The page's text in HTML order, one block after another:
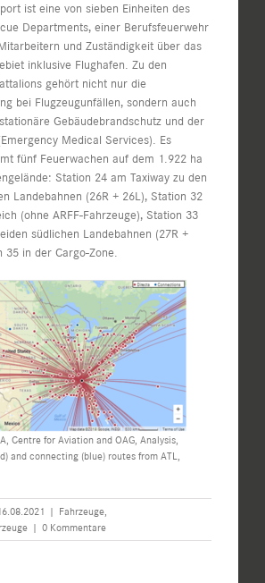
ist eine von sieben Einheiten des
Departments, einer Berufsfeuerwehr
und Zuständigkeit über das
inklusive Flughafen. Zu den
gehört nicht nur die
bei Flugzeugunfällen, sondern auch
Gebäudebrandschutz und der
Medical Services). Es
fünf Feuerwachen auf dem 1.922 ha
Station 24 am Taxiway zu den
Landebahnen (26R + 26L), Station 32
(ohne ARFF-Fahrzeuge), Station 33
südlichen Landebahnen (27R +
35 in der Cargo-Zone.
Centre for Aviation and OAG, Analysis,
and connecting (blue) routes from ATL,
| Fahrzeuge,
| 0 Kommentare